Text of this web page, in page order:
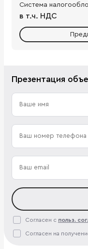
Система
в т.ч. НДС
Презентация
Согласен с польз.
Согласен на